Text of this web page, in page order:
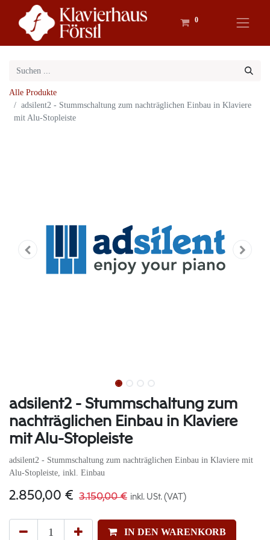
0
Alle Produkte
adsilent2 - Stummschaltung zum nachträglichen Einbau in Klaviere
mit Alu-Stopleiste
adsilent2 - Stummschaltung zum
nachträglichen Einbau in Klaviere
mit Alu-Stopleiste
adsilent2 - Stummschaltung zum nachträglichen Einbau in Klaviere mit
Alu-Stopleiste, inkl. Einbau
2.850,00 € 3.150,00€ inkl. USt. (VAT)
IN DEN WARENKORB